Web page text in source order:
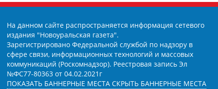
На данном сайте распространяется информация сетевого
издания "Новоуральская газета".
Зарегистрировано Федеральной службой по надзору в
сфере связи, информационных технологий и массовых
коммуникаций (Роскомнадзор). Реестровая запись Эл
№ФС77-80363 от 04.02.2021г
ПОКАЗАТЬ БАННЕРНЫЕ МЕСТА СКРЫТЬ БАННЕРНЫЕ МЕСТА